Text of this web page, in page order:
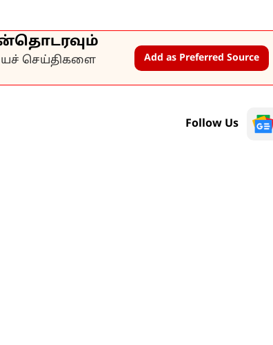
செய்திகளை Add as Preferred Source
Follow Us